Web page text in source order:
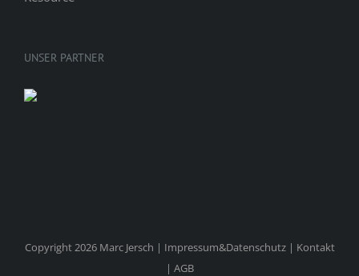
UNSER PARTNER
Copyright 2026 Marc Jersch | Impressum&Datenschutz| Kontakt
| AGB